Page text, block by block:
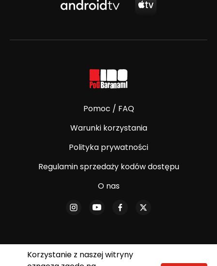
Korzystanie z naszej witryny
Pomoc / FAQ
Warunki korzystania
Polityka prywatności
Regulamin sprzedaży kodów dostępu
O nas
© E-Kino Pod Baranami. Wszelkie prawa